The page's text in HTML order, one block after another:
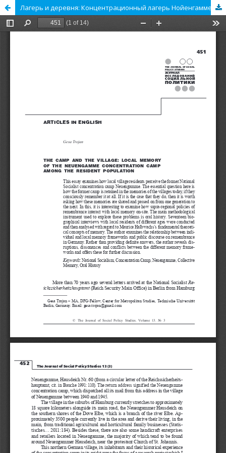
Лагерь и деревня: Концентрационный лагерь Нойенгамме в памяти местных жителей